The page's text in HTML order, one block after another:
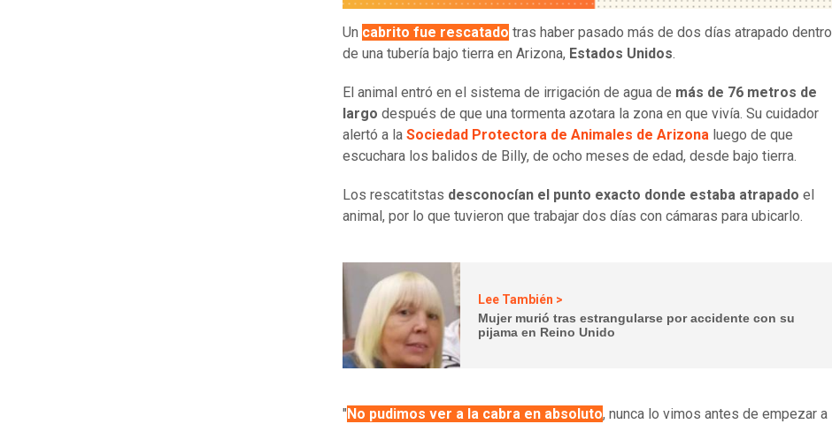
Un cabrito fue rescatado tras haber pasado más de dos días atrapado dentro
de una tubería bajo tierra en Arizona, Estados Unidos.
El animal entró en el sistema de irrigación de agua de más de 76 metros de
largo después de que una tormenta azotara la zona en que vivía. Su cuidador
alertó a la Sociedad Protectora de Animales de Arizona luego de que
escuchara los balidos de Billy, de ocho meses de edad, desde bajo tierra.
Los rescatitstas desconocían el punto exacto donde estaba atrapado el
animal, por lo que tuvieron que trabajar dos días con cámaras para ubicarlo.
Lee También >
Mujer murió tras estrangularse por accidente con su
pijama en Reino Unido
" No pudimos ver a la cabra en absoluto, nunca lo vimos antes de empezar a